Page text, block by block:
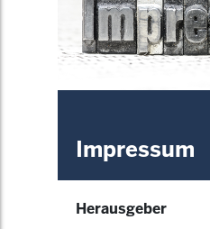
Impressum
Herausgeber